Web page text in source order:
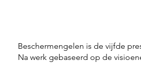
Beschermengelen is de vijfde
Na werk gebaseerd op de